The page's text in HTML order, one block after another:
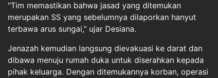
"Tim memastikan bahwa jasad yang ditemukan
merupakan SS yang sebelumnya dilaporkan hanyut
terbawa arus sungai," ujar Desiana.
Jenazah kemudian langsung dievakuasi ke darat dan
dibawa menuju rumah duka untuk diserahkan kepada
pihak keluarga. Dengan ditemukannya korban, operasi